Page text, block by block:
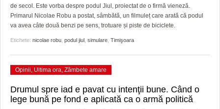
de secol. Este vorba despre podul Jiul, proiectat de o firmă vieneză.
Primarul Nicolae Robu a postat, sâmbătă, un filmuleț care arată că podul
va avea câte două benzi pe sens, trotuare și piste de biciclete.
Etichete: nicolae robu podul jiul simulare Timişoara
Opinii Ultima ora Zâmbete amare
Drumul spre iad e pavat cu intenţii bune. Când o
lege bună pe fond e aplicată ca o armă politică